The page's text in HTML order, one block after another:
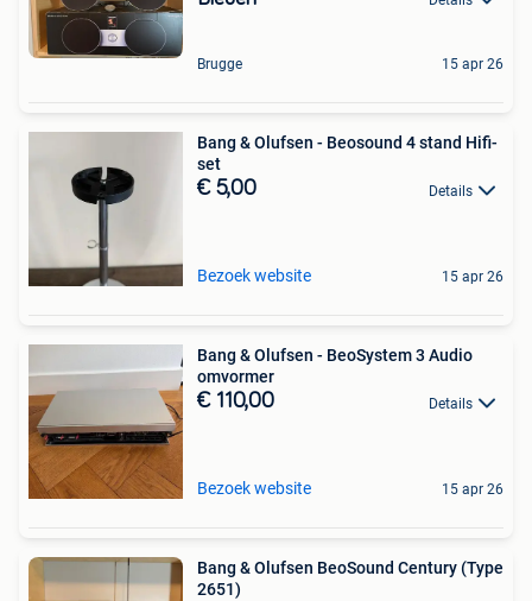
Brugge 15 apr 26
Bang & Olufsen - Beosound 4 stand Hifi-
set
€ 5,00 Details
Bezoek website 15 apr 26
Bang & Olufsen - BeoSystem 3 Audio
omvormer
€ 110,00 Details
Bezoek website 15 apr 26
Bang & Olufsen BeoSound Century (Type
2651)